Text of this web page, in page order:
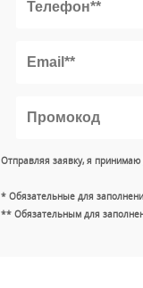
Отправляя заявку, я принимаю
* Обязательные для
** Обязательным для